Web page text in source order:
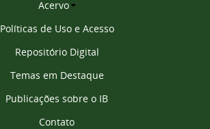
Acervo
Políticas de Uso e Acesso
Repositório Digital
Temas em Destaque
Publicações sobre o IB
Contato